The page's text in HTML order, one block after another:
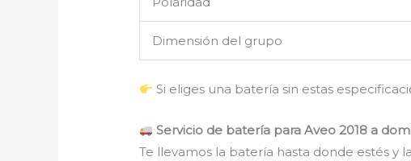
Dimensión del grupo
Si eliges una batería sin estas
Servicio de batería para Aveo 2018 a
Te llevamos la batería hasta donde estés y